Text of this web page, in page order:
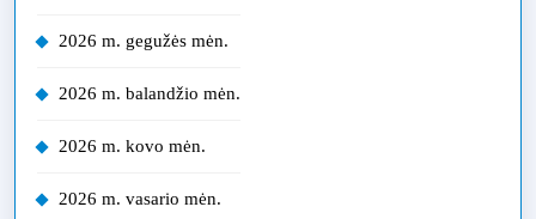
2026 m. gegužės mėn.
2026 m. balandžio mėn.
2026 m. kovo mėn.
2026 m. vasario mėn.